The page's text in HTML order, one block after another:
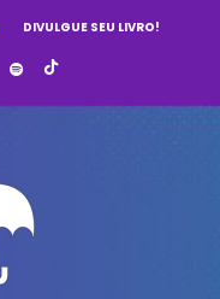
DIVULGUE SEU LIVRO!